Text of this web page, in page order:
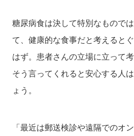
糖尿病食は決して特別なもので
て、健康的な食事だと考えると
はず。患者さんの立場に立って
そう言ってくれると安心する人
ょう。
「最近は郵送検診や遠隔でのオ